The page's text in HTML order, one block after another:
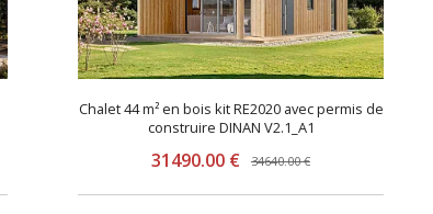
Chalet 44 m² en bois kit RE2020 avec permis de
construire DINAN V2.1_A1
31490.00 € 34640.00 €